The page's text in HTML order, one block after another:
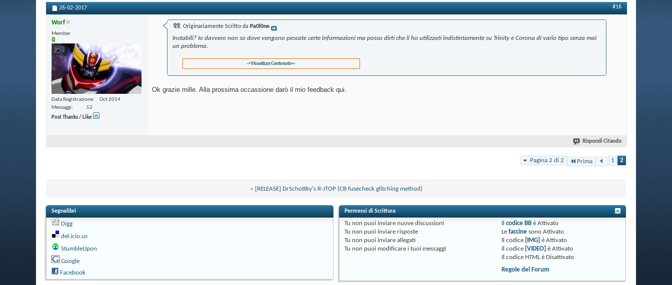
26-02-2017 #16
Worf
Member
Data Registrazione
Oct 2014
Messaggi
52
Post Thanks / Like
Originariamente Scritto da Pa0l0ne
Instabili? Io davvero non so dove vengono pescate certe informazioni ma posso dirti che li ho utilizzati indistintamente su Trinity e Corona di vario tipo senza mai
un problema.
->Visualizza Contenuto<-
Ok grazie mille. Alla prossima occassione darò il mio feedback qui.
Rispondi Citando
Pagina 2 di 2 Prima 1 2
« [RELEASE] DrSchottky's R-JTOP (CB fusecheck glitching method)
Segnalibri
Digg
del.icio.us
StumbleUpon
Google
Facebook
Permessi di Scrittura
Tu non puoiinviare nuove discussioni
Tu non puoiinviare risposte
Tu non puoiinviare allegati
Tu non puoimodificare i tuoi messaggi
Il codice BBè Attivato
Le faccinesono Attivato
Il codice [IMG] è Attivato
Il codice [VIDEO] è Attivato
Il codice HTML è Disattivato
Regole del Forum